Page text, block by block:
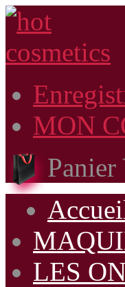
MON
Panier
LES